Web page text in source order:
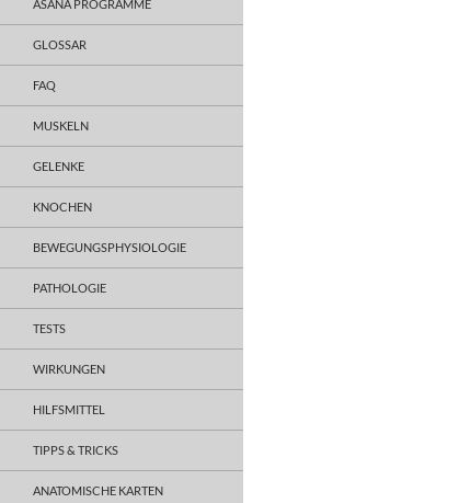
ASANA PROGRAMME
GLOSSAR
FAQ
MUSKELN
GELENKE
KNOCHEN
BEWEGUNGSPHYSIOLOGIE
PATHOLOGIE
TESTS
WIRKUNGEN
HILFSMITTEL
TIPPS & TRICKS
ANATOMISCHE KARTEN